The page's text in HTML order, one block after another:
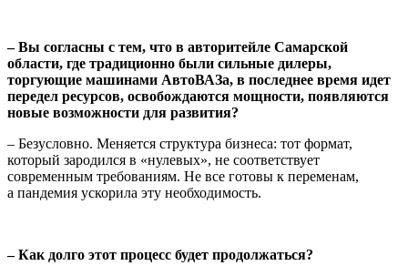
– Вы согласны с тем, что в авторитейле Самарской
области, где традиционно были сильные дилеры,
торгующие машина­ми АвтоВАЗа, в последнее время идет
передел ресурсов, осво­бождаются мощности, появляются
новые возможности для развития?
– Безусловно. Меняется структура бизнеса: тот формат,
который зародился в «нулевых», не соответствует
современным требованиям. Не все готовы к переменам,
а пандемия ускорила эту необхо­димость.
– Как долго этот процесс будет продолжаться?